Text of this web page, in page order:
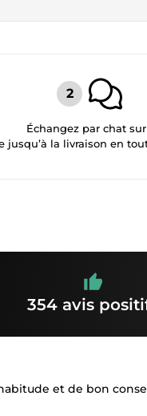
Échangez par chat
jusqu’à la livraison en
354 avis
et de bon